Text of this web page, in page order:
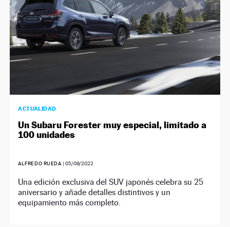
ACTUALIDAD
Un Subaru Forester muy especial, limitado a
100 unidades
ALFREDO RUEDA | 05/09/2022
Una edición exclusiva del SUV japonés celebra su 25
aniversario y añade detalles distintivos y un
equipamiento más completo.